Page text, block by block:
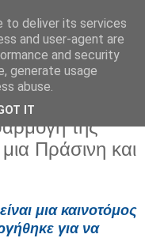
της
Πράσινη και
μια καινοτόμος
για να
to deliver its services
and user-agent are
and security
generate usage
abuse.
IT